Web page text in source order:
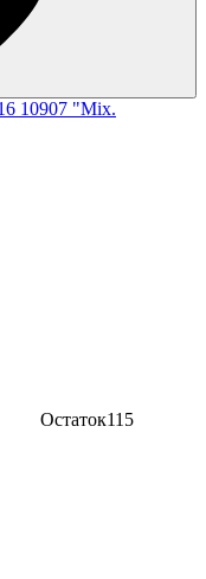
10907 "Mix.
Остаток115